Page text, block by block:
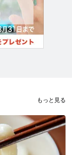
もっと見る